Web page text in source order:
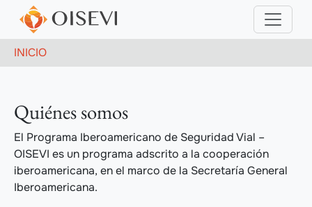
Pasar al contenido principal
Ruta de navegación
INICIO
Quiénes somos
El Programa Iberoamericano de Seguridad Vial –
OISEVI es un programa adscrito a la cooperación
iberoamericana, en el marco de la Secretaría General
Iberoamericana.